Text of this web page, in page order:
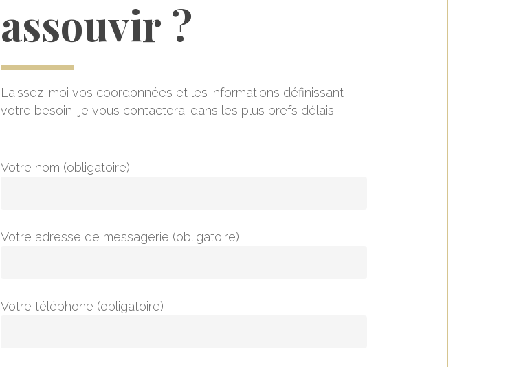
assouvir ?
Laissez-moi vos coordonnées et les informations définissant
votre besoin, je vous contacterai dans les plus brefs délais.
Votre nom (obligatoire)
Votre adresse de messagerie (obligatoire)
Votre téléphone (obligatoire)